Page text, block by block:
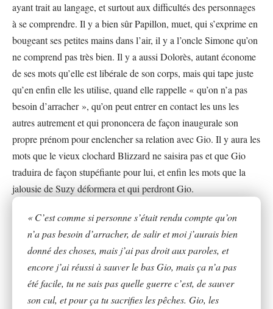
ayant trait au langage, et surtout aux difficultés des personnages
à se comprendre. Il y a bien sûr Papillon, muet, qui s’exprime en
bougeant ses petites mains dans l’air, il y a l’oncle Simone qu’on
ne comprend pas très bien. Il y a aussi Dolorès, autant économe
de ses mots qu’elle est libérale de son corps, mais qui tape juste
qu’en enfin elle les utilise, quand elle rappelle « qu’on n’a pas
besoin d’arracher », qu’on peut entrer en contact les uns les
autres autrement et qui prononcera de façon inaugurale son
propre prénom pour enclencher sa relation avec Gio. Il y aura les
mots que le vieux clochard Blizzard ne saisira pas et que Gio
traduira de façon stupéfiante pour lui, et enfin les mots que la
jalousie de Suzy déformera et qui perdront Gio.
« C’est comme si personne s’était rendu compte qu’on
n’a pas besoin d’arracher, de salir et moi j’aurais bien
donné des choses, mais j’ai pas droit aux paroles, et
encore j’ai réussi à sauver le bas Gio, mais ça n’a pas
été facile, tu ne sais pas quelle guerre c’est, de sauver
son cul, et pour ça tu sacrifies les pêches. Gio, les